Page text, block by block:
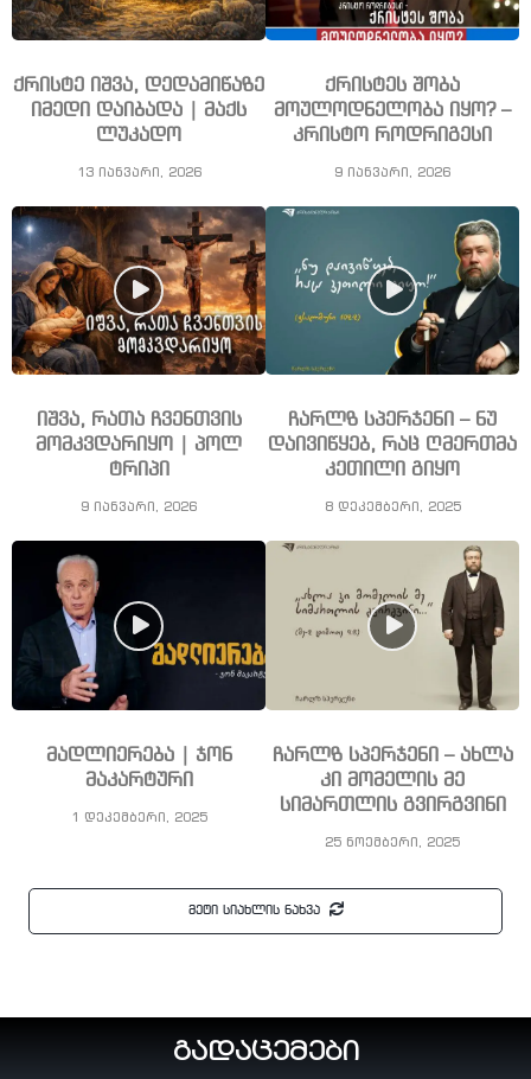
ქრისტე იშვა, დედამიწაზე
იმედი დაიბადა | მაქს
ლუკადო
13 იანვარი, 2026
ქრისტეს შობა
მოულოდნელობა იყო? –
კრისტო როდრიგესი
9 იანვარი, 2026
იშვა, რათა ჩვენთვის
მომკვდარიყო | პოლ
ტრიპი
9 იანვარი, 2026
ჩარლზ სპერჯენი – ნუ
დაივიწყებ, რაც ღმერთმა
კეთილი გიყო
8 დეკემბერი, 2025
მადლიერება | ჯონ
მაკარტური
1 დეკემბერი, 2025
ჩარლზ სპერჯენი – ახლა
კი მომელის მე
სიმართლის გვირგვინი
25 ნოემბერი, 2025
მეტი სიახლის ნახვა
გადაცემები